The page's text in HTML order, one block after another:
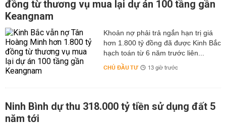
đồng từ thương vụ mua lại dự án 100 tầng gần
Keangnam
hơn 1.800 tỷ đồng đã được Kinh Bắc
hạch toán từ 6 năm trước liên...
CHỦ ĐẦU TƯ 13 giờ trước
Ninh Bình dự thu 318.000 tỷ tiền sử dụng đất 5
năm tới